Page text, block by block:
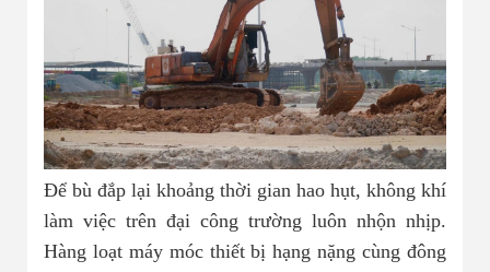
Để bù đắp lại khoảng thời gian hao hụt, không khí
làm việc trên đại công trường luôn nhộn nhịp.
Hàng loạt máy móc thiết bị hạng nặng cùng đông